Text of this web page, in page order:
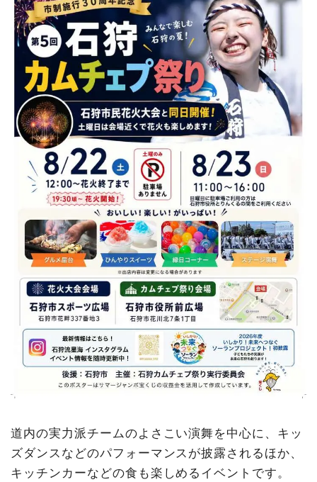
道内の実力派チームのよさこい演舞を中心に、キッ
ズダンスなどのパフォーマンスが披露されるほか、
キッチンカーなどの食も楽しめるイベントです。